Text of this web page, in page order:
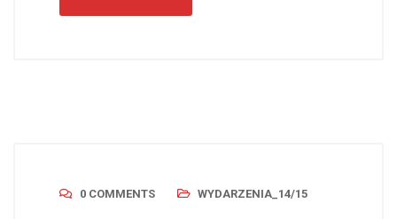
0 COMMENTS WYDARZENIA_14/15